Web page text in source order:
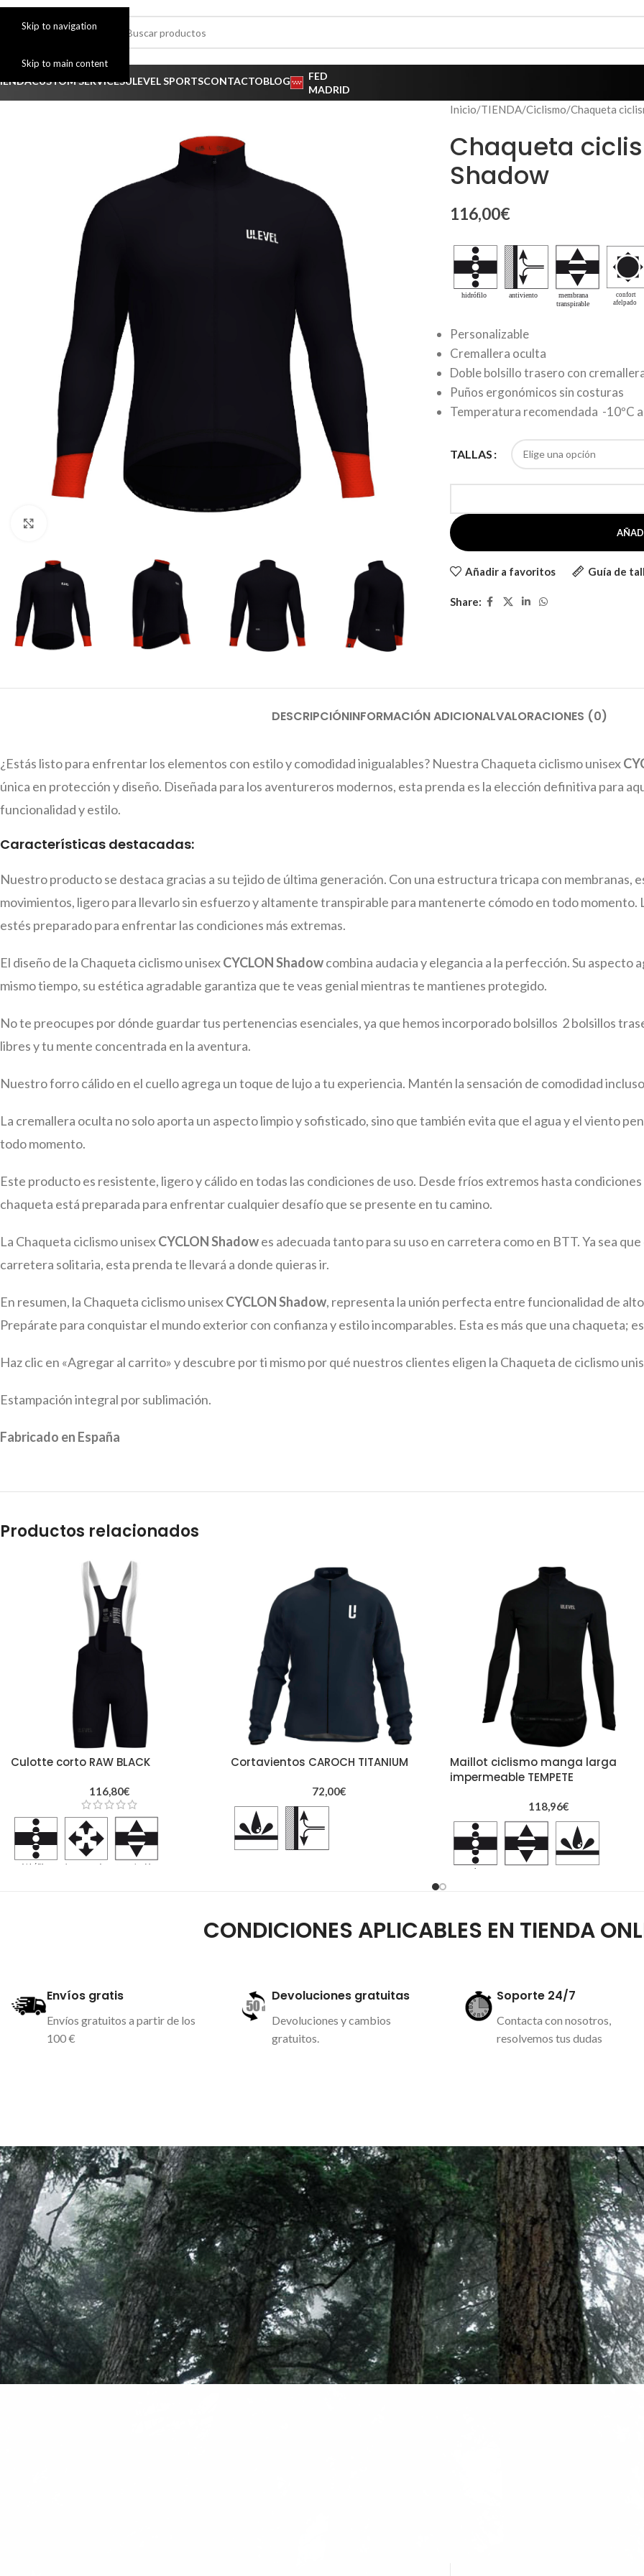
Skip to navigation
Skip to main content
CUSTOM SERVICESULEVEL SPORTSCONTACTOBLOG
FED
MADRID
Inicio TIENDA Ciclismo Chaqueta
Chaqueta
Shadow
116,00€
Personalizable
Cremallera oculta
Doble bolsillo trasero con
Puños ergonómicos sin costuras
Temperatura recomendada -10ºC a
TALLAS
Añadir a favoritos Guía de
Share:
DESCRIPCIÓNINFORMACIÓN ADICIONALVALORACIONES (0)
¿Estás listo para enfrentar los elementos con estilo y comodidad inigualables? Nuestra Chaqueta ciclismo unisex
única en protección y diseño. Diseñada para los aventureros modernos, esta prenda es la elección definitiva para
funcionalidad y estilo.
Características destacadas:
Nuestro producto se destaca gracias a su tejido de última generación. Con una estructura tricapa con membranas,
movimientos, ligero para llevarlo sin esfuerzo y altamente transpirable para mantenerte cómodo en todo momento.
estés preparado para enfrentar las condiciones más extremas.
El diseño de la Chaqueta ciclismo unisexCYCLON Shadowcombina audacia y elegancia a la perfección. Su aspecto
mismo tiempo, su estética agradable garantiza que te veas genial mientras te mantienes protegido.
No te preocupes por dónde guardar tus pertenencias esenciales, ya que hemos incorporado bolsillos 2 bolsillos
libres y tu mente concentrada en la aventura.
Nuestro forro cálido en el cuello agrega un toque de lujo a tu experiencia. Mantén la sensación de comodidad
La cremallera oculta no solo aporta un aspecto limpio y sofisticado, sino que también evita que el agua y el viento
todo momento.
Este producto es resistente, ligero y cálido en todas las condiciones de uso. Desde fríos extremos hasta
chaqueta está preparada para enfrentar cualquier desafío que se presente en tu camino.
La Chaqueta ciclismo unisexCYCLON Shadowes adecuada tanto para su uso en carretera como en BTT. Ya sea
carretera solitaria, esta prenda te llevará a donde quieras ir.
En resumen, la Chaqueta ciclismo unisexCYCLON Shadow, representa la unión perfecta entre funcionalidad de
Prepárate para conquistar el mundo exterior con confianza y estilo incomparables. Esta es más que una chaqueta;
Haz clic en «Agregar al carrito» y descubre por ti mismo por qué nuestros clientes eligen la Chaqueta de ciclismo
Estampación integral por sublimación.
Fabricado en España
Productos relacionados
Culotte corto RAW BLACK
116,80€
Tejidos con grip incorporado y corte vivo
Ajuste ergonomico sin arrugas.
Material antideslizante sin silicona
Antialérgico y antibacteriano
Cortavientos CAROCH TITANIUM
72,00€
Extremadamente ligera
Temperatura recomendada: Todo tipo
Maillot ciclismo manga larga
impermeable TEMPETE
118,96€
Para entrene y competición en ambientes
Tejido elástico de color negro anti-
blanqueo
CONDICIONES APLICABLES EN TIENDA
Envíos gratis
Envíos gratuitos a partir de los
100 €
Devoluciones gratuitas
Devoluciones y cambios
gratuitos.
Soporte 24/7
Contacta con nosotros,
resolvemos tus dudas